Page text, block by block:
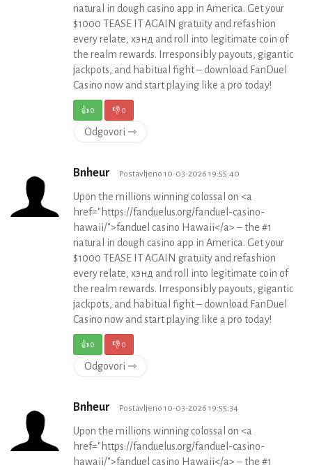
natural in dough casino app in America. Get your
$1000 TEASE IT AGAIN gratuity and refashion
every relate, хэнд and roll into legitimate coin of
the realm rewards. Irresponsibly payouts, gigantic
jackpots, and habitual fight – download FanDuel
Casino now and start playing like a pro today!
👍0 👎0
Odgovori ⇾
Bnheur Postavljeno 10-03-2026 19:55:40
Upon the millions winning colossal on <a
href="https://fanduelus.org/fanduel-casino-
hawaii/">fanduel casino Hawaii</a> – the #1
natural in dough casino app in America. Get your
$1000 TEASE IT AGAIN gratuity and refashion
every relate, хэнд and roll into legitimate coin of
the realm rewards. Irresponsibly payouts, gigantic
jackpots, and habitual fight – download FanDuel
Casino now and start playing like a pro today!
👍0 👎0
Odgovori ⇾
Bnheur Postavljeno 10-03-2026 19:55:34
Upon the millions winning colossal on <a
href="https://fanduelus.org/fanduel-casino-
hawaii/">fanduel casino Hawaii</a> – the #1